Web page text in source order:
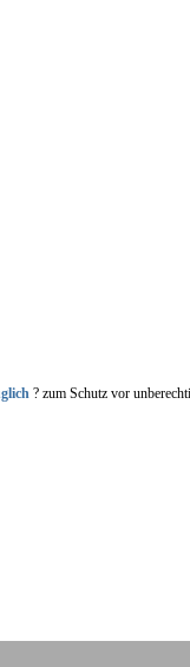
? zum Schutz vor